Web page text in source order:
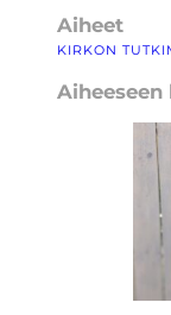
Aiheet
KIRKON